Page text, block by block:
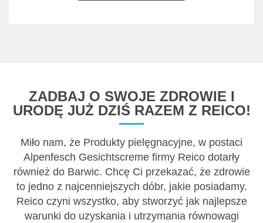
ZADBAJ O SWOJE ZDROWIE I
URODĘ JUŻ DZIŚ RAZEM Z REICO!
Miło nam, że Produkty pielęgnacyjne, w postaci
Alpenfesch Gesichtscreme firmy Reico dotarły
również do Barwic. Chcę Ci przekazać, że zdrowie
to jedno z najcenniejszych dóbr, jakie posiadamy.
Reico czyni wszystko, aby stworzyć jak najlepsze
warunki do uzyskania i utrzymania równowagi